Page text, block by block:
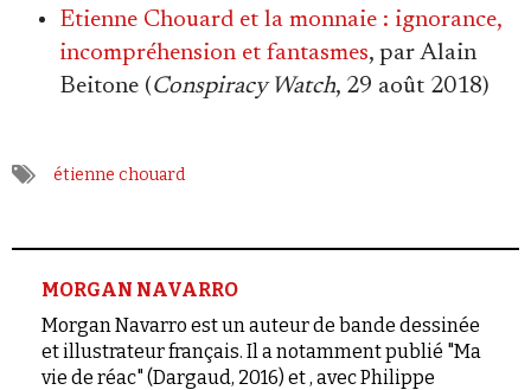
Etienne Chouard et la monnaie : ignorance,
incompréhension et fantasmes, par Alain
Beitone (Conspiracy Watch, 29 août 2018)
étienne chouard
MORGAN NAVARRO
Morgan Navarro est un auteur de bande dessinée
et illustrateur français. Il a notamment publié "Ma
vie de réac" (Dargaud, 2016) et , avec Philippe